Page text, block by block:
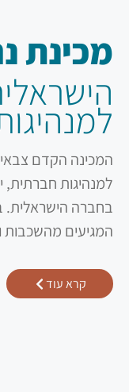
מכינת
המכינה הקדם
למנהיגות חברתית,
בחברה הישראלית.
המגיעים מהשכבות
קרא עוד